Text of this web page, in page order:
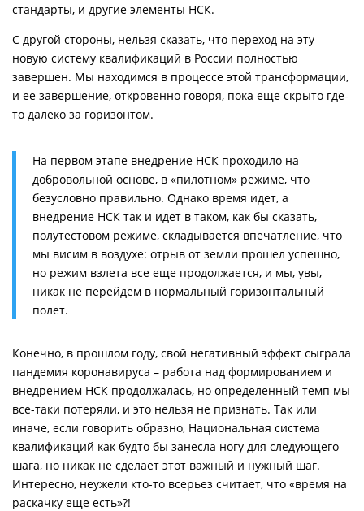
стандарты, и другие элементы НСК.
С другой стороны, нельзя сказать, что переход на эту
новую систему квалификаций в России полностью
завершен. Мы находимся в процессе этой трансформации,
и ее завершение, откровенно говоря, пока еще скрыто где-
то далеко за горизонтом.
На первом этапе внедрение НСК проходило на
добровольной основе, в «пилотном» режиме, что
безусловно правильно. Однако время идет, а
внедрение НСК так и идет в таком, как бы сказать,
полутестовом режиме, складывается впечатление, что
мы висим в воздухе: отрыв от земли прошел успешно,
но режим взлета все еще продолжается, и мы, увы,
никак не перейдем в нормальный горизонтальный
полет.
Конечно, в прошлом году, свой негативный эффект сыграла
пандемия коронавируса – работа над формированием и
внедрением НСК продолжалась, но определенный темп мы
все-таки потеряли, и это нельзя не признать. Так или
иначе, если говорить образно, Национальная система
квалификаций как будто бы занесла ногу для следующего
шага, но никак не сделает этот важный и нужный шаг.
Интересно, неужели кто-то всерьез считает, что «время на
раскачку еще есть»?!